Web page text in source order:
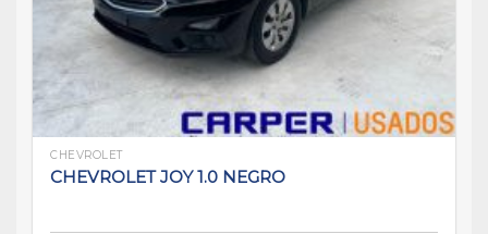
CHEVROLET
CHEVROLET JOY 1.0 NEGRO